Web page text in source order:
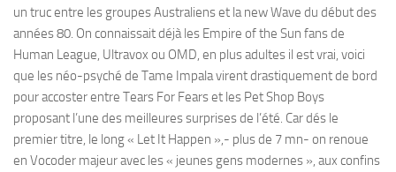
un truc entre les groupes Australiens et la new Wave du début des
années 80. On connaissait déjà les Empire of the Sun fans de
Human League, Ultravox ou OMD, en plus adultes il est vrai, voici
que les néo-psyché de Tame Impala virent drastiquement de bord
pour accoster entre Tears For Fears et les Pet Shop Boys
proposant l’une des meilleures surprises de l’été. Car dés le
premier titre, le long « Let It Happen »,- plus de 7 mn- on renoue
en Vocoder majeur avec les « jeunes gens modernes », aux confins